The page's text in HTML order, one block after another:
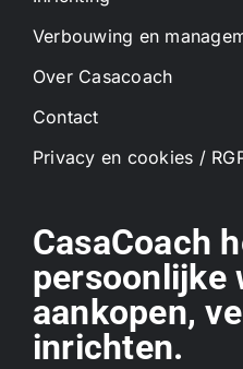
Verbouwing en
Over Casacoach
Contact
Privacy en cookies /
CasaCoach
persoonlijke
aankopen,
inrichten.